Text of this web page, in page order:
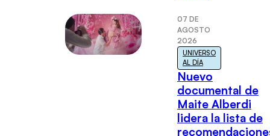
07 DE
AGOSTO
2026
UNIVERSO
AL DÍA
Nuevo
documental de
Maite Alberdi
lidera la lista de